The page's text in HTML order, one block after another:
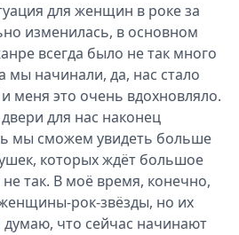
для женщин в роке за
изменилась, в основном
всегда было не так много
мы начинали, да, нас стало
меня это очень вдохновляло.
для нас наконец
мы сможем увидеть больше
которых ждёт большое
так. В моё время, конечно,
рок-звёзды, но их
что сейчас начинают